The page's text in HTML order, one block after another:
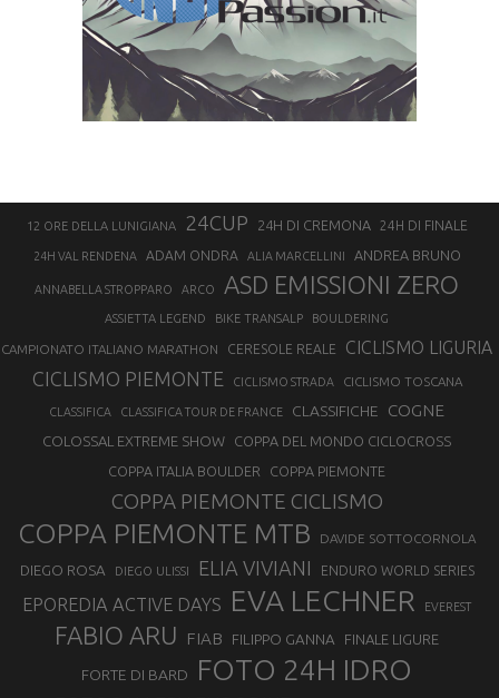
12 ORE DELLA LUNIGIANA 24CUP 24H DI CREMONA 24H DI FINALE
24H VAL RENDENA ADAM ONDRA ALIA MARCELLINI ANDREA BRUNO
ANNABELLA STROPPARO ARCO ASD EMISSIONI ZERO
ASSIETTA LEGEND BIKE TRANSALP BOULDERING
CAMPIONATO ITALIANO MARATHON CERESOLE REALE CICLISMO LIGURIA
CICLISMO PIEMONTE CICLISMO STRADA CICLISMO TOSCANA
CLASSIFICA CLASSIFICA TOUR DE FRANCE CLASSIFICHE COGNE
COLOSSAL EXTREME SHOW
COPPA DEL MONDO CICLOCROSS
COPPA ITALIA BOULDER
COPPA PIEMONTE
COPPA PIEMONTE CICLISMO
COPPA PIEMONTE MTB DAVIDE SOTTOCORNOLA
DIEGO ROSA DIEGO ULISSI ELIA VIVIANI ENDURO WORLD SERIES
EPOREDIA ACTIVE DAYS EVA LECHNER EVEREST
FABIO ARU FIAB FILIPPO GANNA FINALE LIGURE
FORTE DI BARD FOTO 24H IDRO